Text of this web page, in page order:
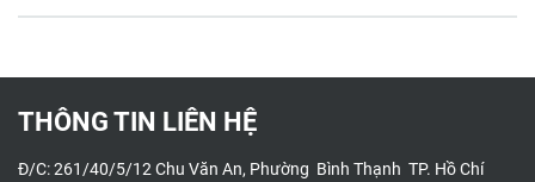
THÔNG TIN LIÊN HỆ
Đ/C: 261/40/5/12 Chu Văn An, Phường Bình Thạnh TP. Hồ Chí